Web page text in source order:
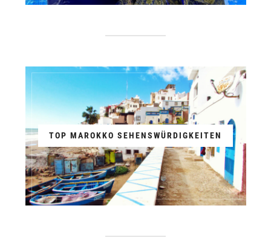
TOP MAROKKO SEHENSWÜRDIGKEITEN